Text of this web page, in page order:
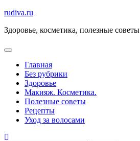
Перейти
содержимому
rudiva.ru
Здоровье, косметика, полезные советы
Главная
Без рубрики
Здоровье
Макияж. Косметика.
Полезные советы
Рецепты
Уход за волосами